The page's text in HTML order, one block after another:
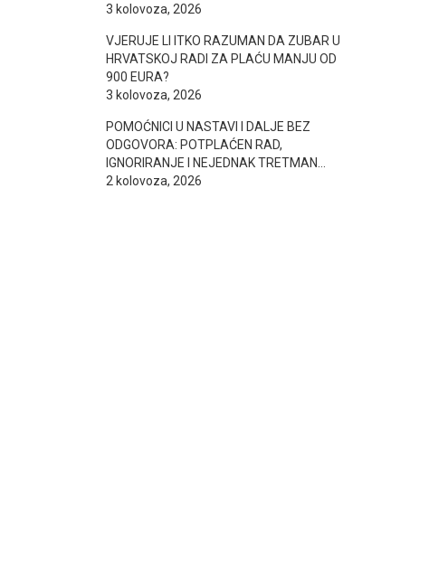
3 kolovoza, 2026
VJERUJE LI ITKO RAZUMAN DA ZUBAR U
HRVATSKOJ RADI ZA PLAĆU MANJU OD
900 EURA?
3 kolovoza, 2026
POMOĆNICI U NASTAVI I DALJE BEZ
ODGOVORA: POTPLAĆEN RAD,
IGNORIRANJE I NEJEDNAK TRETMAN…
2 kolovoza, 2026